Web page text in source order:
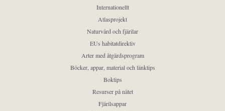
Internationellt
Atlasprojekt
Naturvård och fjärilar
EUs habitatdirektiv
Arter med åtgärdsprogram
Böcker, appar, material och länktips
Boktips
Resurser på nätet
Fjärilsappar